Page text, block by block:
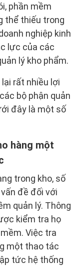
phần mềm
thể thiếu trong
nghiệp kinh
lực của các
lý kho phẩm.
rất nhiều lợi
bộ phận quản
đây là một số
hàng một
trong kho, số
đề đối với
quản lý. Thông
kiểm tra họ
Việc tra
một thao tác
tức hệ thống